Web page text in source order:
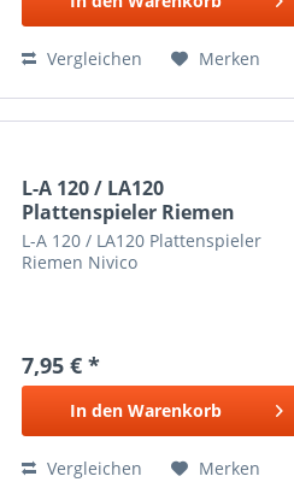
Vergleichen Merken
L-A 120 / LA120
Plattenspieler Riemen
Nivico
L-A 120 / LA120 Plattenspieler
Riemen Nivico
7,95 € *
In den Warenkorb
Vergleichen Merken